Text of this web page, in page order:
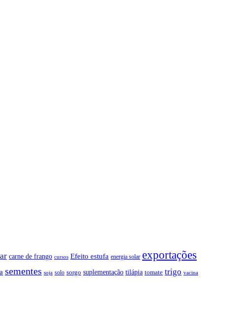
carne de frango cursos Efeito estufa energia solar exportações
sementes soja solo sorgo suplementação tilápia tomate trigo vacina